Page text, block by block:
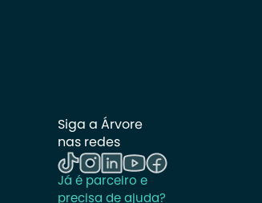
Siga a Árvore
nas redes
Já é parceiro e
precisa de ajuda?